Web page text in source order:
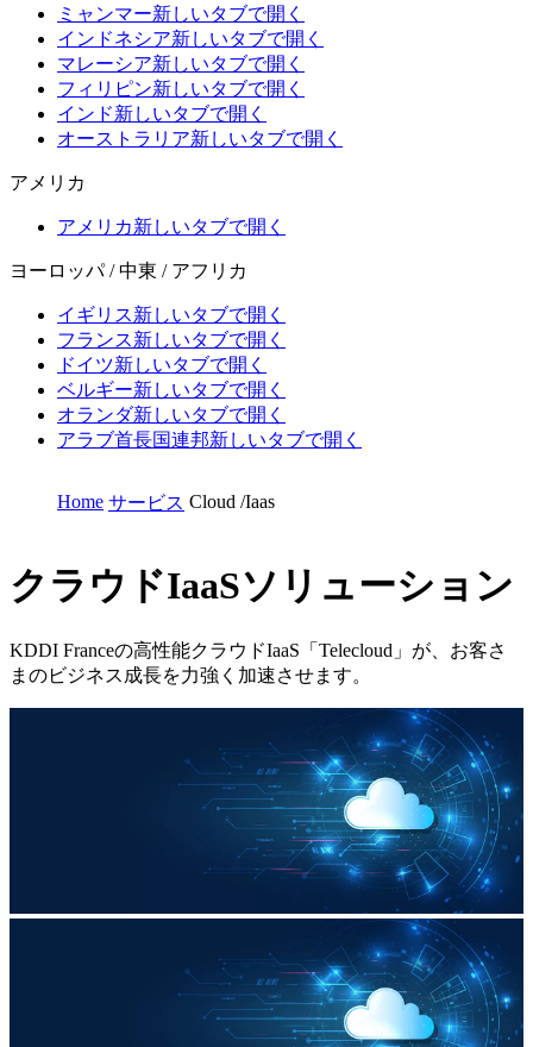
ミャンマー新しいタブで開く
インドネシア新しいタブで開く
マレーシア新しいタブで開く
フィリピン新しいタブで開く
インド新しいタブで開く
オーストラリア新しいタブで開く
アメリカ
アメリカ新しいタブで開く
ヨーロッパ / 中東 / アフリカ
イギリス新しいタブで開く
フランス新しいタブで開く
ドイツ新しいタブで開く
ベルギー新しいタブで開く
オランダ新しいタブで開く
アラブ首長国連邦新しいタブで開く
Home サービス Cloud /Iaas
クラウドIaaSソリューション
KDDI Franceの高性能クラウドIaaS「Telecloud」が、お客さ
まのビジネス成長を力強く加速させます。